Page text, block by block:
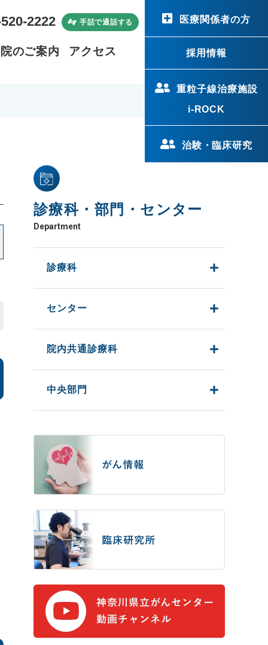
2222 手話で通話する
のご案内 アクセス
医療関係者の方
採用情報
重粒子線治療施設
i-ROCK
治験・臨床研究
診療科・部門・センター
Department
診療科
センター
院内共通診療科
中央部門